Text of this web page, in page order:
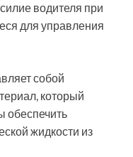
водителя при
для управления
собой
который
обеспечить
жидкости из